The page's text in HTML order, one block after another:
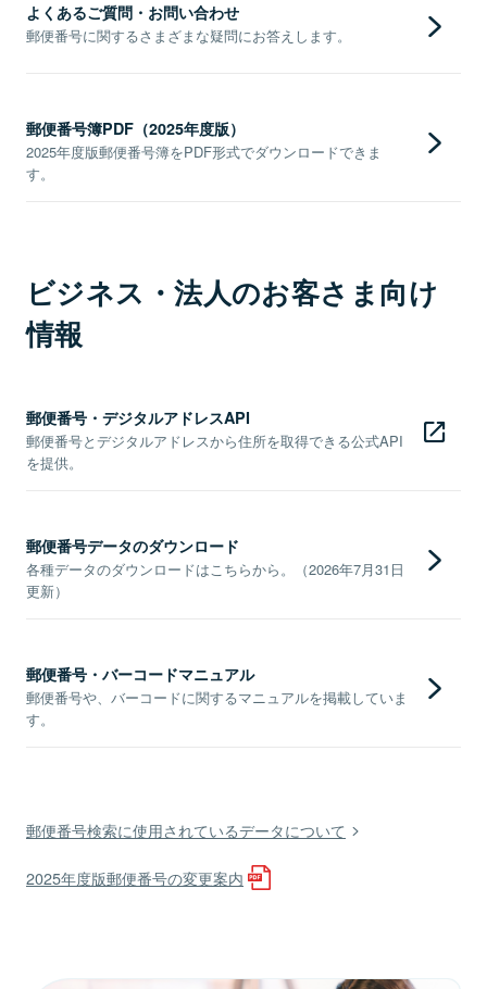
よくあるご質問・お問い合わせ
郵便番号に関するさまざまな疑問にお答えします。
郵便番号簿PDF（2025年度版）
2025年度版郵便番号簿をPDF形式でダウンロードできま
す。
ビジネス・法人のお客さま向け
情報
郵便番号・デジタルアドレスAPI
郵便番号とデジタルアドレスから住所を取得できる公式API
を提供。
郵便番号データのダウンロード
各種データのダウンロードはこちらから。（2026年7月31日
更新）
郵便番号・バーコードマニュアル
郵便番号や、バーコードに関するマニュアルを掲載していま
す。
郵便番号検索に使用されているデータについて
2025年度版郵便番号の変更案内